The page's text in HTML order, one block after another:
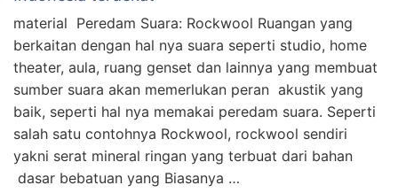
material Peredam Suara: Rockwool Ruangan yang
berkaitan dengan hal nya suara seperti studio, home
theater, aula, ruang genset dan lainnya yang membuat
sumber suara akan memerlukan peran akustik yang
baik, seperti hal nya memakai peredam suara. Seperti
salah satu contohnya Rockwool, rockwool sendiri
yakni serat mineral ringan yang terbuat dari bahan
dasar bebatuan yang Biasanya …